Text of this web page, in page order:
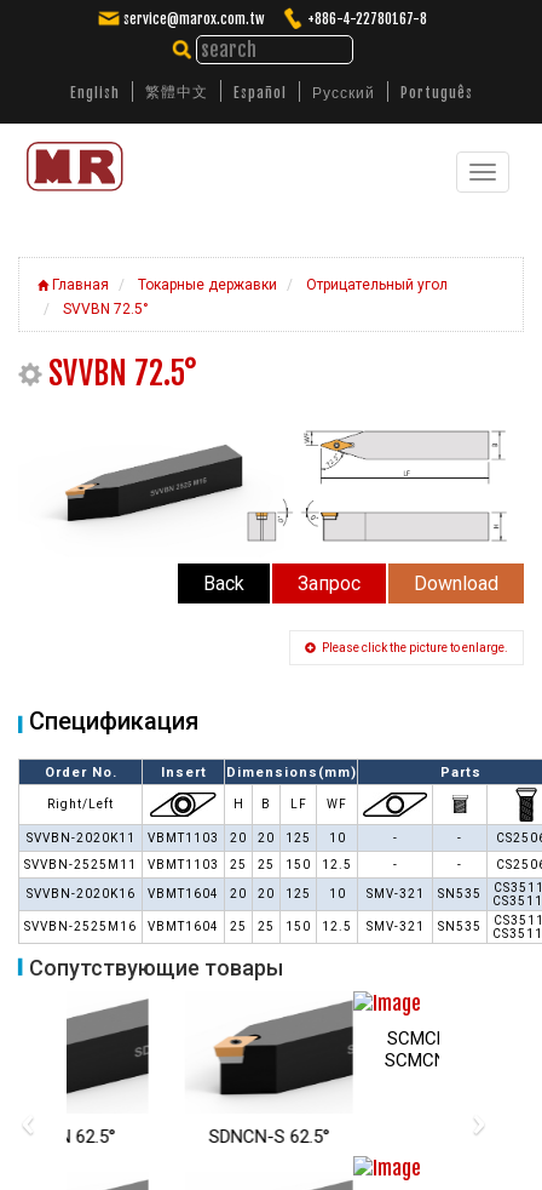
service@marox.com.tw +886-4-22780167-8
English 繁體中文 Español Русский Português
Toggle
Главная Токарные державки
Отрицательный угол
SVVBN 72.5°
SVVBN 72.5°
Download
Запрос
Back
Please click the picture to enlarge.
Спецификация
Order No. Insert Dimensions(mm) Parts
Right/Left H B LF WF
SVVBN-2020K11 VBMT1103 20 20 125 10 - -
SVVBN-2525M11
VBMT1103 25 25 150 12.5 - -
SVVBN-2020K16 VBMT1604 20 20 125 10 SMV-321 SN535
SVVBN-2525M16
VBMT1604 25 25 150 12.5 SMV-321 SN535
Сопутствующие товары
SDNCN-S 62.5°
SCMCN 80°/
SCMCN-100°
MWLN-W 95°
MTXN-W 100°
‹ ›